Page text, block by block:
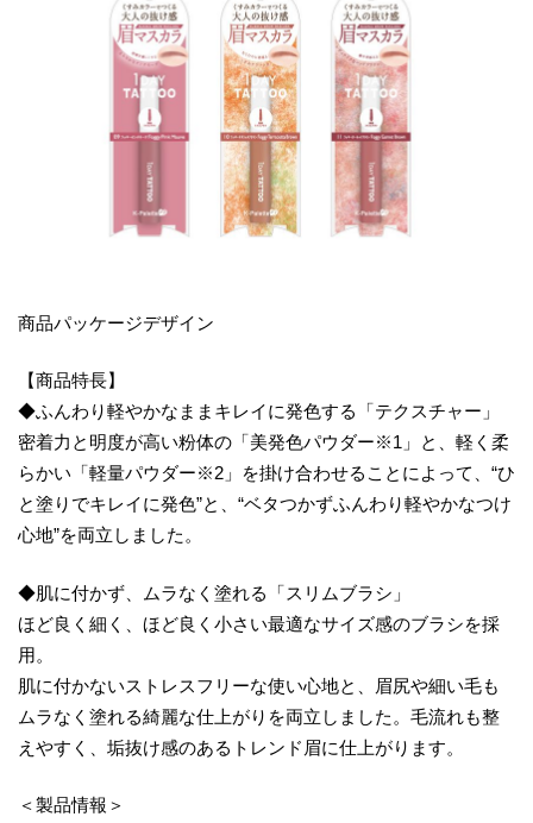
商品パッケージデザイン
【商品特長】
◆ふんわり軽やかなままキレイに発色する「テクスチャー」
密着力と明度が高い粉体の「美発色パウダー※1」と、軽く柔
らかい「軽量パウダー※2」を掛け合わせることによって、“ひ
と塗りでキレイに発色”と、“ベタつかずふんわり軽やかなつけ
心地”を両立しました。
◆肌に付かず、ムラなく塗れる「スリムブラシ」
ほど良く細く、ほど良く小さい最適なサイズ感のブラシを採
用。
肌に付かないストレスフリーな使い心地と、眉尻や細い毛も
ムラなく塗れる綺麗な仕上がりを両立しました。毛流れも整
えやすく、垢抜け感のあるトレンド眉に仕上がります。
＜製品情報＞